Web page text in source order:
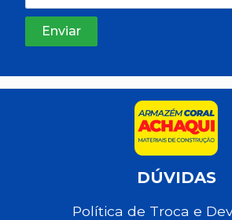
DÚVIDAS
Política de Troca e